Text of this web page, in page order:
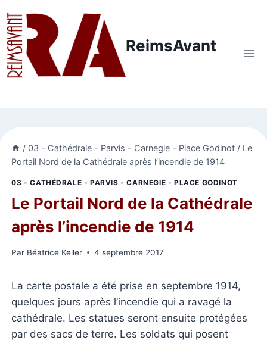
au
contenu
ReimsAvant
/ 03 - Cathédrale - Parvis - Carnegie - Place Godinot / Le
Portail Nord de la Cathédrale après l’incendie de 1914
03 - CATHÉDRALE - PARVIS - CARNEGIE - PLACE GODINOT
Le Portail Nord de la Cathédrale
après l’incendie de 1914
Par Béatrice Keller 4 septembre 2017
La carte postale a été prise en septembre 1914,
quelques jours après l’incendie qui a ravagé la
cathédrale. Les statues seront ensuite protégées
par des sacs de terre. Les soldats qui posent